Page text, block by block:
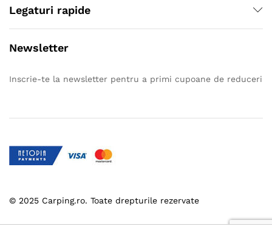
Legaturi rapide
Newsletter
Inscrie-te la newsletter pentru a primi cupoane de reduceri
© 2025 Carping.ro. Toate drepturile rezervate